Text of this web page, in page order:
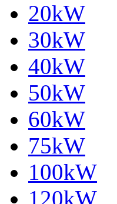
20kW
30kW
40kW
50kW
60kW
75kW
100kW
120kW